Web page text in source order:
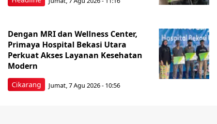
Cikarang
Dengan MRI dan Wellness Center,
Primaya Hospital Bekasi Utara
Perkuat Akses Layanan Kesehatan
Modern
Jumat, 7 Agu 2026 - 10:56